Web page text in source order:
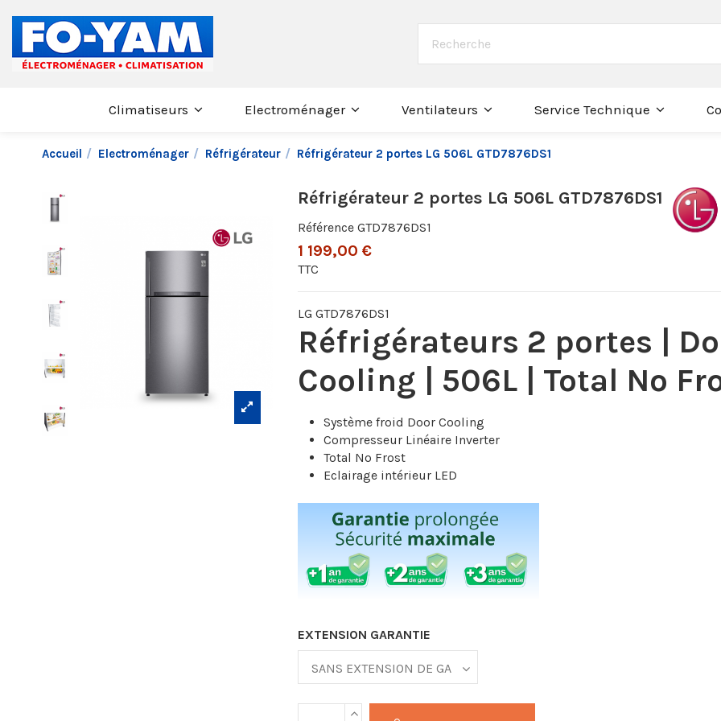
Climatiseurs Electroménager Ventilateurs Service Technique
Accueil Electroménager Réfrigérateur Réfrigérateur 2 portes LG 506L GTD7876DS1
Réfrigérateur 2 portes LG 506L GTD7876DS1
Référence GTD7876DS1
1 199,00 €
TTC
LG GTD7876DS1
Réfrigérateurs 2 portes |
Cooling | 506L | Total No
Système froid Door Cooling
Compresseur Linéaire Inverter
Total No Frost
Eclairage intérieur LED
EXTENSION GARANTIE